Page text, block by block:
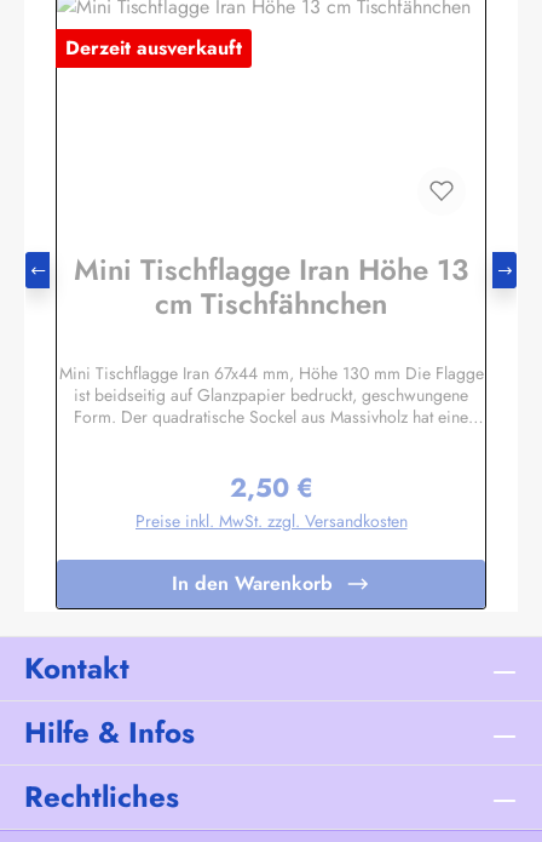
Derzeit ausverkauft
Mini Tischflagge Iran Höhe 13
cm Tischfähnchen
Mini Tischflagge Iran 67x44 mm, Höhe 130 mm Die Flagge
ist beidseitig auf Glanzpapier bedruckt, geschwungene
Form. Der quadratische Sockel aus Massivholz hat eine
schrägen Flächen können Sie bei Bedarf kleine Schildchen
anbringen. Somit eignet sich diese Tischflagge auch
hervorragend als Werbegeschenk oder Souvenir. Es sind
Standardprogramm umfasst alle Nationen, deutsche und
österreichische Bundesländer, Regionen und Sondermotive
wie Regenbogen, Pirat etc.Sonderanfertigungen nach Ihren
Vorgaben sind bereits in Kleinstauflagen ab 20 Stück pro
Motiv möglich, Einzelheiten auf Anfrage.
Regulärer Preis:
2,50 €
Preise inkl. MwSt. zzgl. Versandkosten
In den Warenkorb
Kontakt
Hilfe & Infos
Rechtliches